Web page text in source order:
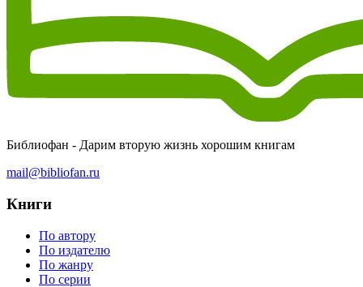
Библиофан - Дарим вторую жизнь хорошим книгам
mail@bibliofan.ru
Книги
По автору
По издателю
По жанру
По серии